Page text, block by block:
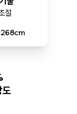
절
268cm
도